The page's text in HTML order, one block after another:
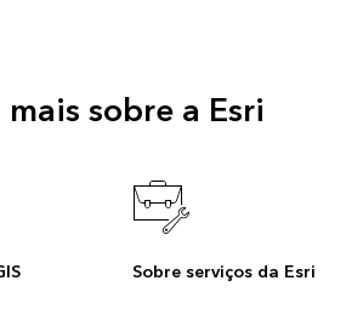
sobre a Esri
Sobre serviços da Esri